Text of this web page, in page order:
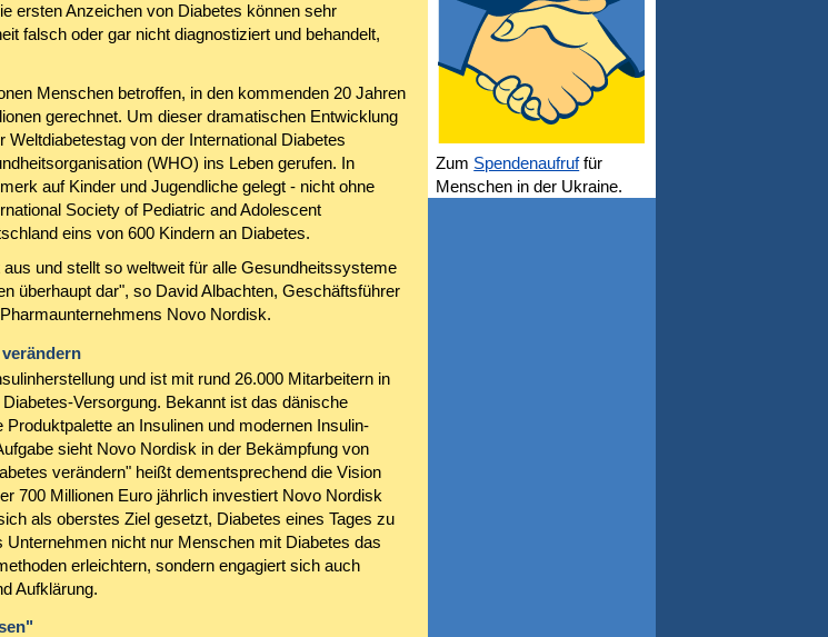
ersten Anzeichen von Diabetes können sehr
falsch oder gar nicht diagnostiziert und behandelt,
Menschen betroffen, in den kommenden 20 Jahren
gerechnet. Um dieser dramatischen Entwicklung
von der International Diabetes
(WHO) ins Leben gerufen. In
auf Kinder und Jugendliche gelegt - nicht ohne
Society of Pediatric and Adolescent
eins von 600 Kindern an Diabetes.
und stellt so weltweit für alle Gesundheitssysteme
überhaupt dar", so David Albachten, Geschäftsführer
Novo Nordisk.
und ist mit rund 26.000 Mitarbeitern in
Versorgung. Bekannt ist das dänische
an Insulinen und modernen Insulin-
sieht Novo Nordisk in der Bekämpfung von
verändern" heißt dementsprechend die Vision
700 Millionen Euro jährlich investiert Novo Nordisk
als oberstes Ziel gesetzt, Diabetes eines Tages zu
Unternehmen nicht nur Menschen mit Diabetes das
erleichtern, sondern engagiert sich auch
Aufklärung.
Zum Spendenaufruffür
Menschen in der Ukraine.